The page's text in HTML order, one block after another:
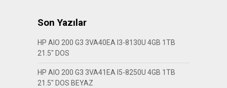
Son Yazılar
HP AIO 200 G3 3VA40EA I3-8130U 4GB 1TB
21.5″ DOS
HP AIO 200 G3 3VA41EA I5-8250U 4GB 1TB
21.5″ DOS BEYAZ